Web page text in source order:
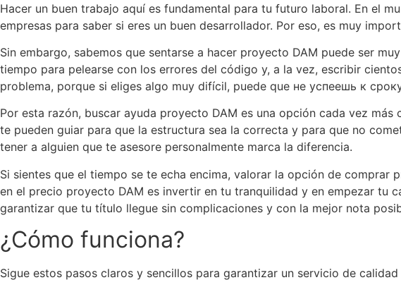
Hacer un buen trabajo aquí es fundamental para tu futuro laboral. En el
empresas para saber si eres un buen desarrollador. Por eso, es muy
Sin embargo, sabemos que sentarse a hacer proyecto DAM puede ser
tiempo para pelearse con los errores del código y, a la vez, escribir
problema, porque si eliges algo muy difícil, puede que не успеешь к
Por esta razón, buscar ayuda proyecto DAM es una opción cada vez
te pueden guiar para que la estructura sea la correcta y para que no
tener a alguien que te asesore personalmente marca la diferencia.
Si sientes que el tiempo se te echa encima, valorar la opción de
en el precio proyecto DAM es invertir en tu tranquilidad y en empezar tu
garantizar que tu título llegue sin complicaciones y con la mejor nota
¿Cómo funciona?
Sigue estos pasos claros y sencillos para garantizar un servicio de